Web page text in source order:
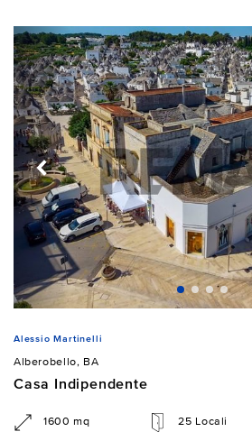
Alessio Martinelli
Alberobello, BA
Casa Indipendente
1600 mq 25 Locali